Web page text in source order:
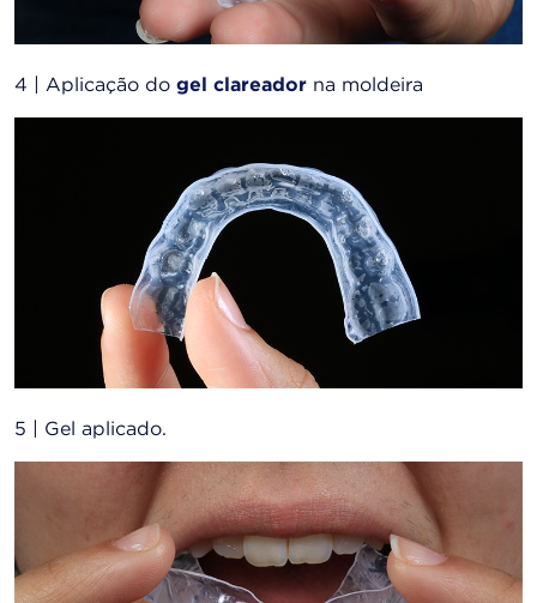
4 | Aplicação do gel clareador na moldeira
5 | Gel aplicado.